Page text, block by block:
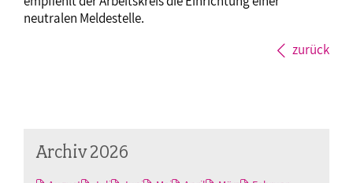
neutralen Meldestelle.
zurück
Archiv 2026